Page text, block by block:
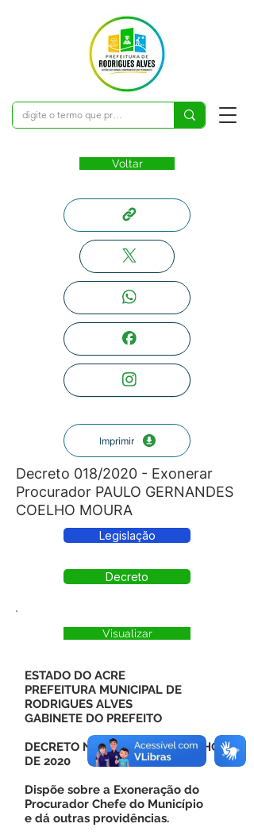
Voltar
Imprimir
Decreto 018/2020 - Exonerar
Procurador PAULO GERNANDES
COELHO MOURA
Legislação
Decreto
Visualizar
ESTADO DO ACRE
PREFEITURA MUNICIPAL DE
RODRIGUES ALVES
GABINETE DO PREFEITO
DECRETO Nº 018, DE 01 DE JUNHO
DE 2020
Dispõe sobre a Exoneração do
Procurador Chefe do Município
e dá outras providências.